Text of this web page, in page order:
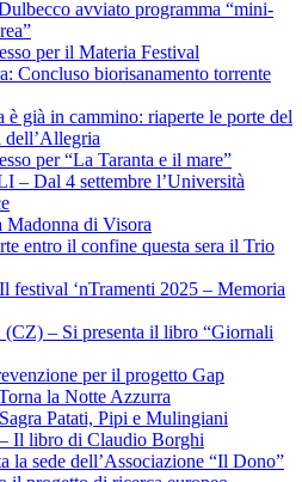
avviato programma “mini-
per il Materia Festival
Concluso biorisanamento torrente
già in cammino: riaperte le porte del
per “La Taranta e il mare”
Dal 4 settembre l’Università
Madonna di Visora
entro il confine questa sera il Trio
‘nTramenti 2025 – Memoria
– Si presenta il libro “Giornali
per il progetto Gap
la Notte Azzurra
Patati, Pipi e Mulingiani
Il libro di Claudio Borghi
sede dell’Associazione “Il Dono”